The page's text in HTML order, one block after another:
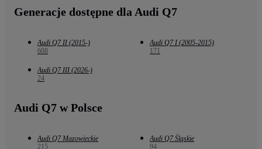
Generacje dostępne dla Audi Q7
Audi Q7 II (2015-)
608
Audi Q7 I (2005-2015)
171
Audi Q7 III (2026-)
24
Audi Q7 w Polsce
Audi Q7 Mazowieckie
215
Audi Q7 Śląskie
94